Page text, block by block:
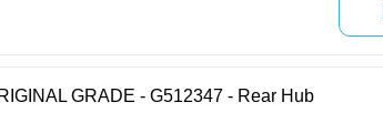
GRADE - G512347 - Rear Hub